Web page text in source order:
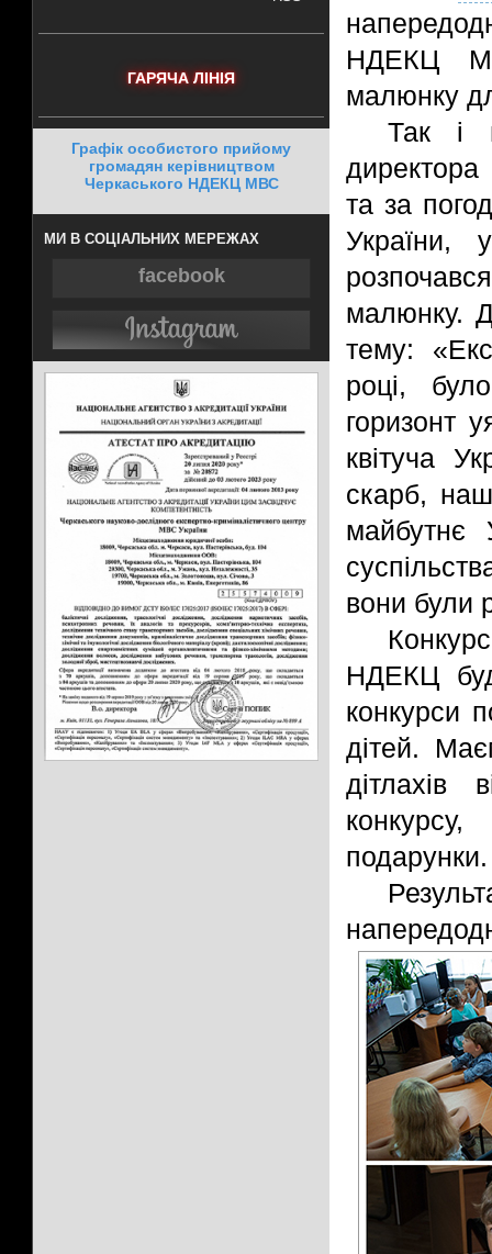
ГАРЯЧА ЛІНІЯ
Графік особистого прийому
громадян керівництвом
Черкаського НДЕКЦ МВС
МИ В СОЦІАЛЬНИХ МЕРЕЖАХ
facebook
НДЕКЦ
малюнку
Так і
та за
України,
малюнку.
тему:
році,
горизонт
квітуча
скарб,
майбутнє
вони були
НДЕКЦ
конкурси
дітей.
дітлахів
подарунки.